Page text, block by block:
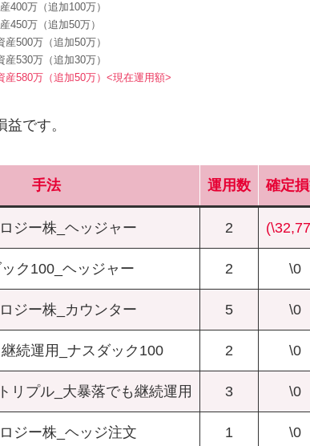
万（追加100万）
万（追加50万）
500万（追加50万）
530万（追加30万）
580万（追加50万）<現在運用額>
です。
手法 運用数 確定
ジー株_ヘッジャー 2
ク100_ヘッジャー 2 \0
ジー株_カウンター 5 \0
続運用_ナスダック100 2 \0
リプル_大暴落でも継続運用 3 \0
ジー株_ヘッジ注文 1 \0